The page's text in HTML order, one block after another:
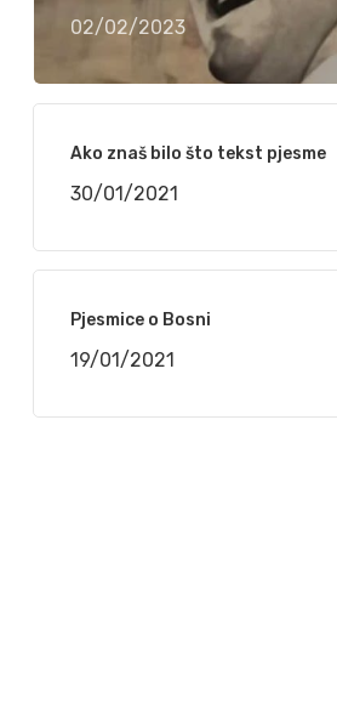
02/02/2023
Ako znaš bilo što tekst pjesme
30/01/2021
Pjesmice o Bosni
19/01/2021